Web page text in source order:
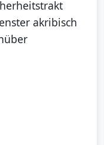
akribisch